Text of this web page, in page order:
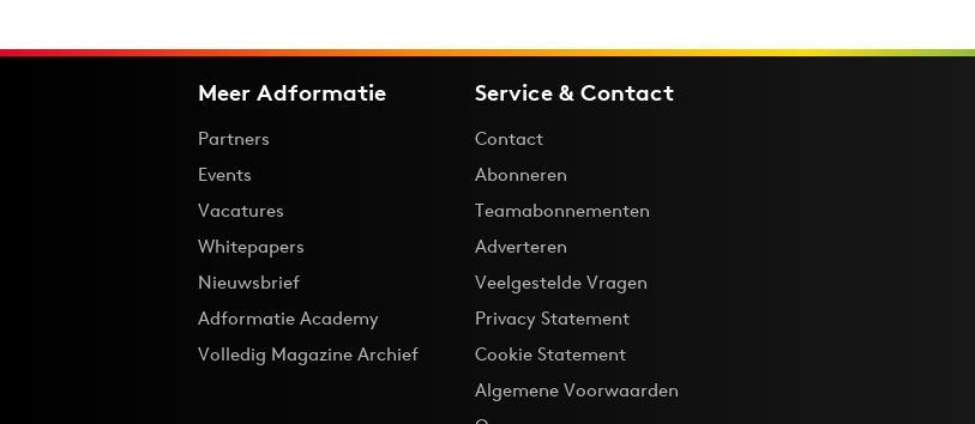
Meer Adformatie
Partners
Events
Vacatures
Whitepapers
Nieuwsbrief
Adformatie Academy
Volledig Magazine Archief
Service & Contact
Contact
Abonneren
Teamabonnementen
Adverteren
Veelgestelde Vragen
Privacy Statement
Cookie Statement
Algemene Voorwaarden